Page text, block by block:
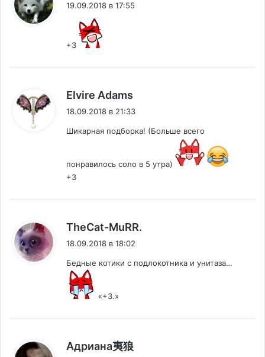
19.09.2018 в 17:55
+3
Elvire Adams
18.09.2018 в 21:33
Шикарная подборка! (Больше всего
понравилось соло в 5 утра)
+3
TheCat-MuRR.
18.09.2018 в 18:02
Бедные котики с подлокотника и унитаза…
«+3.»
Адриана夷狼